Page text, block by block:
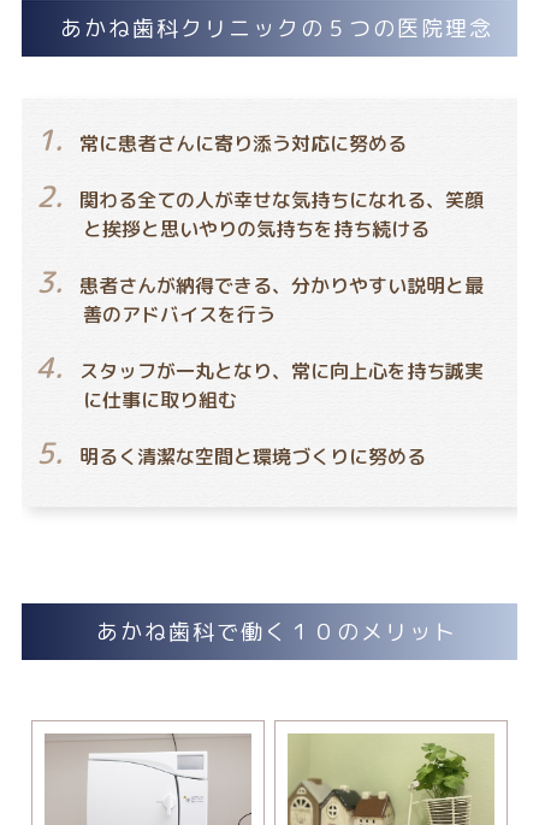
あかね歯科クリニックの５つの医院理念
1. 常に患者さんに寄り添う対応に努める
2.
関わる全ての人が幸せな気持ちになれる、笑顔
と挨拶と思いやりの気持ちを持ち続ける
3.
患者さんが納得できる、分かりやすい説明と最
善のアドバイスを行う
4.
スタッフが一丸となり、常に向上心を持ち誠実
に仕事に取り組む
5. 明るく清潔な空間と環境づくりに努める
あかね歯科で働く１０のメリット